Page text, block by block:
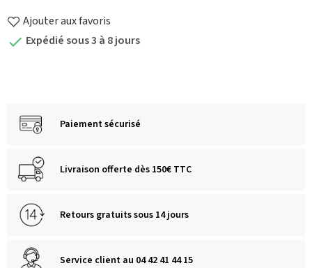
Ajouter aux favoris
 Expédié sous 3 à 8 jours
Paiement sécurisé
Livraison offerte dès 150€ TTC
Retours gratuits sous 14 jours
Service client au 04 42 41 44 15